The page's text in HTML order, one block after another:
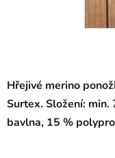
Hřejivé merino
Surtex. Složení: min.
bavlna, 15 %